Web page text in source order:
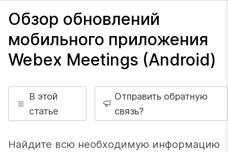
Обзор обновлений
мобильного приложения
Webex Meetings (Android)
В этой
статье
Отправить обратную
связь?
Найдите всю необходимую информацию